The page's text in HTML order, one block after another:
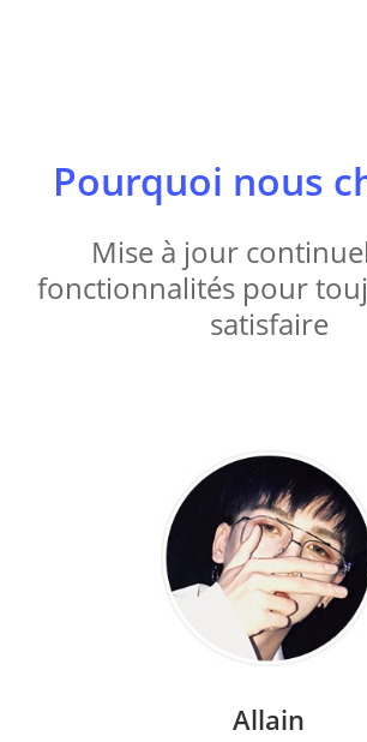
Pourquoi nous
Mise à jour
fonctionnalités pour
satisfaire
Allain